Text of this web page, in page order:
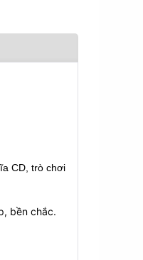
CD, trò chơi
bền chắc.